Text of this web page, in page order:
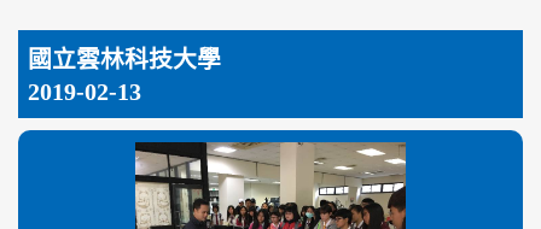
國立雲林科技大學
2019-02-13